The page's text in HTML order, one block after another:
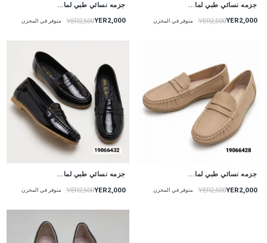
جزمه نسائي طبي لما...
YER2,000
YER2,500 متوفر في المخزن
جزمه نسائي طبي لما...
YER2,000
YER2,500 متوفر في المخزن
جزمه نسائي طبي لما...
YER2,000
YER2,500 متوفر في المخزن
جزمه نسائي طبي لما...
YER2,000
YER2,500 متوفر في المخزن